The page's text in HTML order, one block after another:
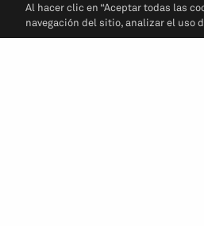
Al hacer clic en “Aceptar todas las
navegación del sitio, analizar el uso